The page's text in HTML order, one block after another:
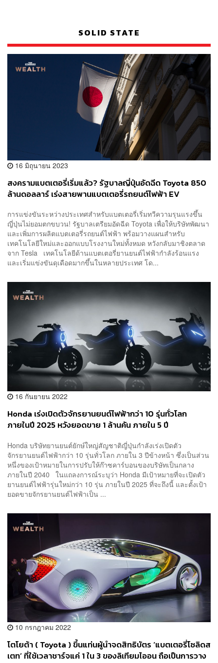
SOLID STATE
16 มิถุนายน 2023
สงครามแบตเตอรี่เริ่มแล้ว? รัฐบาลญี่ปุ่นอัดฉีด Toyota 850
ล้านดอลลาร์ เร่งสายพานแบตเตอรี่รถยนต์ไฟฟ้า EV
การแข่งขันระหว่างประเทศสำหรับแบตเตอรี่เริ่มทวีความรุนแรงขึ้น
ญี่ปุ่นไม่ยอมตกขบวน! รัฐบาลเตรียมอัดฉีด Toyota เพื่อให้บริษัทพัฒนา
และเพิ่มการผลิตแบตเตอรี่รถยนต์ไฟฟ้า พร้อมวางแผนสำหรับ
เทคโนโลยีใหม่และออกแบบโรงงานใหม่ทั้งหมด หวังกลับมาชิงตลาด
จาก Tesla เทคโนโลยีด้านแบตเตอรี่ยานยนต์ไฟฟ้ากำลังร้อนแรง
และเริ่มแข่งขันดุเดือดมากขึ้นในหลายประเทศ โด...
16 กันยายน 2022
Honda เร่งเปิดตัวจักรยานยนต์ไฟฟ้ากว่า 10 รุ่นทั่วโลก
ภายในปี 2025 หวังยอดขาย 1 ล้านคัน ภายใน 5 ปี
Honda บริษัทยานยนต์ยักษ์ใหญ่สัญชาติญี่ปุ่นกำลังเร่งเปิดตัว
จักรยานยนต์ไฟฟ้ากว่า 10 รุ่นทั่วโลก ภายใน 3 ปีข้างหน้า ซึ่งเป็นส่วน
หนึ่งของเป้าหมายในการปรับให้ก๊าซคาร์บอนของบริษัทเป็นกลาง
ภายในปี 2040 ในแถลงการณ์ระบุว่า Honda มีเป้าหมายที่จะเปิดตัว
ยานยนต์ไฟฟ้ารุ่นใหม่กว่า 10 รุ่น ภายในปี 2025 ที่จะถึงนี้ และตั้งเป้า
ยอดขายจักรยานยนต์ไฟฟ้าเป็น ...
10 กรกฎาคม 2022
โตโยต้า ( Toyota ) ขึ้นแท่นผู้นำจดสิทธิบัตร ‘แบตเตอรี่โซลิดส
เตท’ ที่ใช้เวลาชาร์จแค่ 1 ใน 3 ของลิเทียมไออน ถือเป็นการวาง